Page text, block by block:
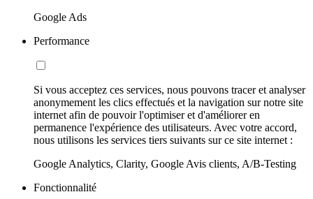
Google Ads
Performance
Si vous acceptez ces services, nous pouvons tracer et analyser
anonymement les clics effectués et la navigation sur notre site
internet afin de pouvoir l'optimiser et d'améliorer en
permanence l'expérience des utilisateurs. Avec votre accord,
nous utilisons les services tiers suivants sur ce site internet :
Google Analytics, Clarity, Google Avis clients, A/B-Testing
Fonctionnalité